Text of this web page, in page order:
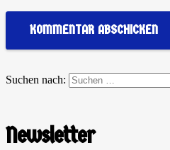
KOMMENTAR ABSCHICKEN
Suchen nach:
Newsletter